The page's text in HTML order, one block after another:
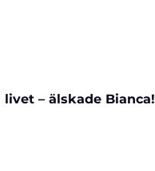
– älskade Bianca!